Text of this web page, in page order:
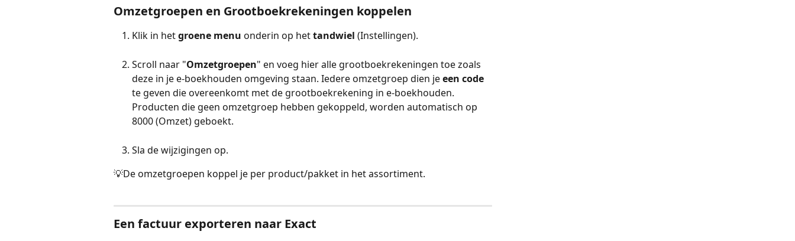
Omzetgroepen en Grootboekrekeningen koppelen
Klik in het groene menu onderin op het tandwiel (Instellingen).
Scroll naar "Omzetgroepen" en voeg hier alle grootboekrekeningen toe zoals
deze in je e-boekhouden omgeving staan. Iedere omzetgroep dien je een code
te geven die overeenkomt met de grootboekrekening in e-boekhouden.
Producten die geen omzetgroep hebben gekoppeld, worden automatisch op
8000 (Omzet) geboekt.
Sla de wijzigingen op.
💡De omzetgroepen koppel je per product/pakket in het assortiment.
Een factuur exporteren naar Exact